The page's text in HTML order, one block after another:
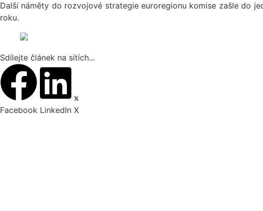
Další náměty do rozvojové strategie euroregionu komise zašle do
roku.
Sdílejte článek na sítích...
Facebook LinkedIn X